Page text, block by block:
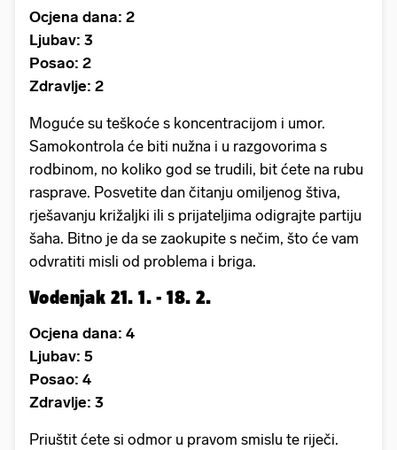
Ocjena dana: 2
Ljubav: 3
Posao: 2
Zdravlje: 2
Moguće su teškoće s koncentracijom i umor.
Samokontrola će biti nužna i u razgovorima s
rodbinom, no koliko god se trudili, bit ćete na rubu
rasprave. Posvetite dan čitanju omiljenog štiva,
rješavanju križaljki ili s prijateljima odigrajte partiju
šaha. Bitno je da se zaokupite s nečim, što će vam
odvratiti misli od problema i briga.
Vodenjak 21. 1. - 18. 2.
Ocjena dana: 4
Ljubav: 5
Posao: 4
Zdravlje: 3
Priuštit ćete si odmor u pravom smislu te riječi.